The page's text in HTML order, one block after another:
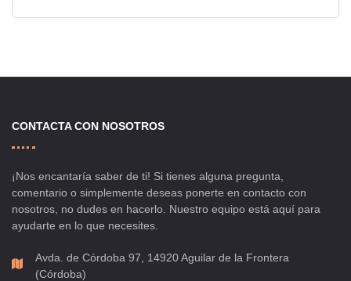
CONTACTA CON NOSOTROS
¡Nos encantaría saber de ti! Si tienes alguna pregunta,
comentario o simplemente deseas ponerte en contacto con
nosotros, no dudes en hacerlo. Nuestro equipo está aquí para
ayudarte en lo que necesites.
Avda. de Córdoba 97, 14920 Aguilar de la Frontera
(Córdoba)